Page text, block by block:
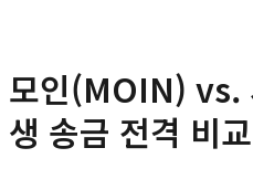
모인(MOIN) vs.
생 송금 전격 비교